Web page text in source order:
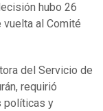
hubo 26
al Comité
del Servicio de
requirió
políticas y